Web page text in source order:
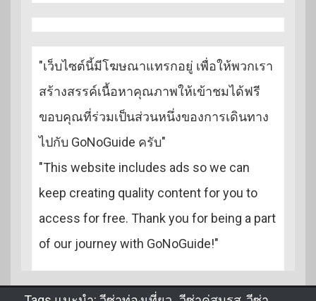
"เว็บไซต์นี้มีโฆษณาแทรกอยู่ เพื่อให้พวกเรา
สร้างสรรค์เนื้อหาคุณภาพให้เข้าชมได้ฟรี
ขอบคุณที่ร่วมเป็นส่วนหนึ่งของการเดินทาง
ไปกับ GoNoGuide ครับ"
"This website includes ads so we can
keep creating quality content for you to
access for free. Thank you for being a part
of our journey with GoNoGuide!"